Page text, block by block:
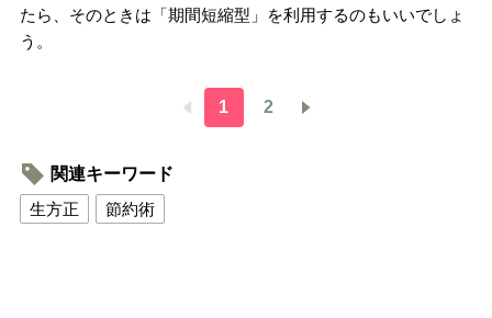
たら、そのときは「期間短縮型」を利用するのもいいでしょ
う。
1 2
関連キーワード
生方正
節約術